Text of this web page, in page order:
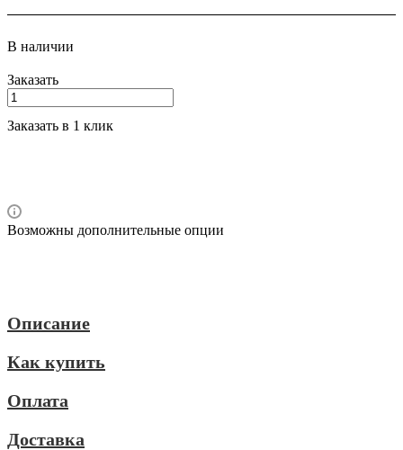
В наличии
Заказать
Заказать в 1 клик
Возможны дополнительные опции
Описание
Как купить
Оплата
Доставка